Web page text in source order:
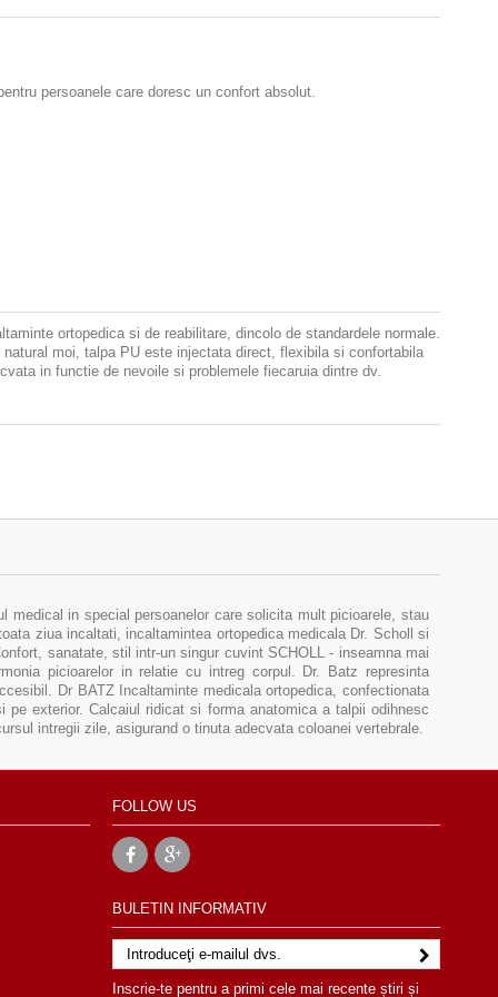
persoanele care doresc un confort absolut.
ortopedica si de reabilitare, dincolo de standardele normale.
moi, talpa PU este injectata direct, flexibila si confortabila
in functie de nevoile si problemele fiecaruia dintre dv.
medical in special persoanelor care solicita mult picioarele, stau
ziua incaltati, incaltamintea ortopedica medicala Dr. Scholl si
sanatate, stil intr-un singur cuvint SCHOLL - inseamna mai
picioarelor in relatie cu intreg corpul. Dr. Batz represinta
Dr BATZ Incaltaminte medicala ortopedica, confectionata
exterior. Calcaiul ridicat si forma anatomica a talpii odihnesc
intregii zile, asigurand o tinuta adecvata coloanei vertebrale.
FOLLOW US
BULETIN INFORMATIV
Inscrie-te pentru a primi cele mai recente știri și